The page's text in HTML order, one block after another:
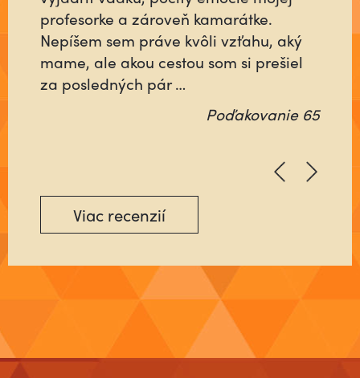
profesorke a zároveň kamarátke.
Nepíšem sem práve kvôli vzťahu, aký
mame, ale akou cestou som si prešiel
za posledných pár …
Poďakovanie 65
šlo o jeho najbližších alebo o neho
samého? Ktorý nebude rátať čas, ani
energiu minutú vo váš prospech, ale
pôjde na …
Poďakovanie 64
Viac recenzií